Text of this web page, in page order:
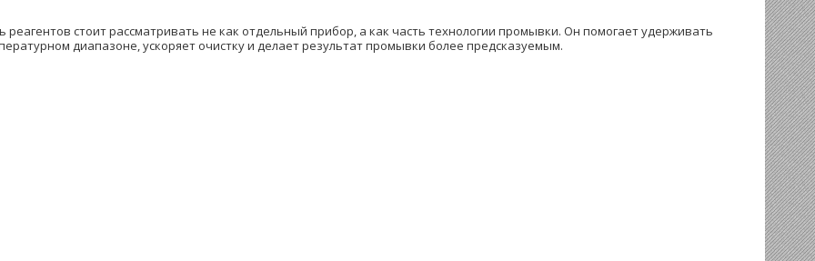
реагентов стоит рассматривать не как отдельный прибор, а как часть технологии промывки. Он помогает удерживать
диапазоне, ускоряет очистку и делает результат промывки более предсказуемым.